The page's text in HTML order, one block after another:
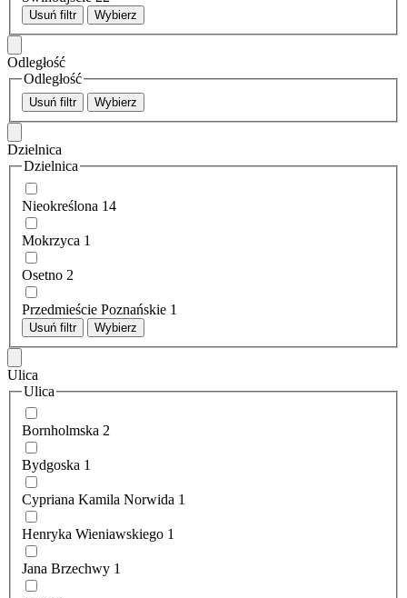
Usuń filtr Wybierz
Odległość
Odległość
Usuń filtr Wybierz
Dzielnica
Dzielnica
Nieokreślona 14
Mokrzyca 1
Osetno 2
Przedmieście Poznańskie 1
Usuń filtr Wybierz
Ulica
Ulica
Bornholmska 2
Bydgoska 1
Cypriana Kamila Norwida 1
Henryka Wieniawskiego 1
Jana Brzechwy 1